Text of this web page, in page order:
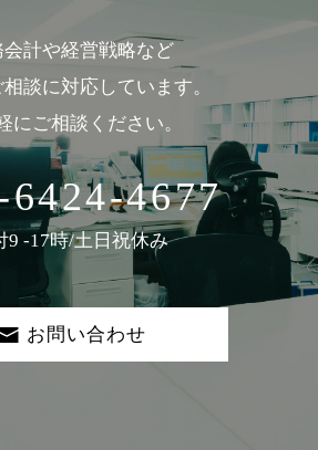
会計や経営戦略など
談に対応しています。
にご相談ください。
6424-4677
9 -17時/土日祝休み
お問い合わせ